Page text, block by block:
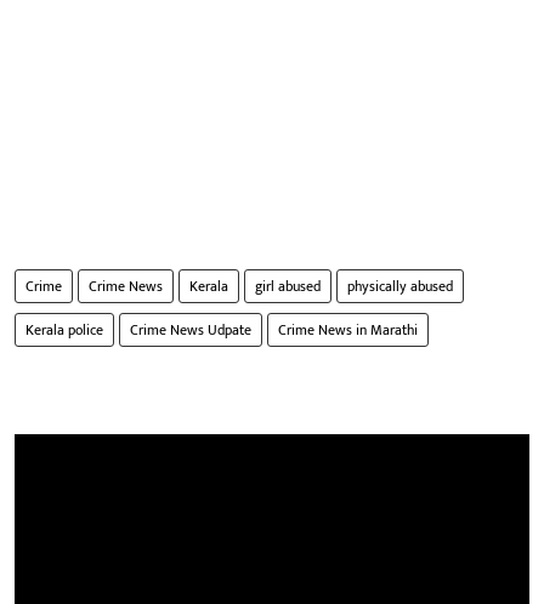
Crime Crime News Kerala girl abused
physically abused
Kerala police
Crime News Udpate Crime News in Marathi